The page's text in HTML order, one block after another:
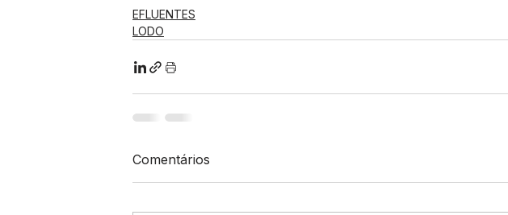
EFLUENTES
LODO
Comentários